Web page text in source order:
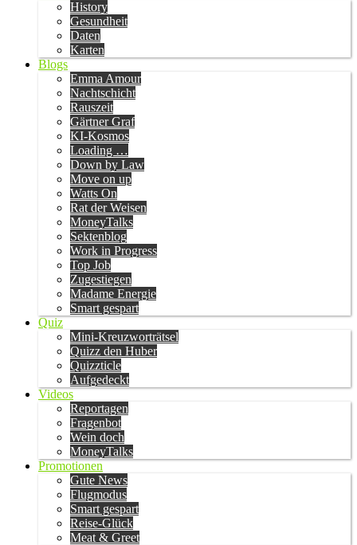
History
Gesundheit
Daten
Karten
Blogs
Emma Amour
Nachtschicht
Rauszeit
Gärtner Graf
KI-Kosmos
Loading …
Down by Law
Move on up
Watts On
Rat der Weisen
MoneyTalks
Sektenblog
Work in Progress
Top Job
Zugestiegen
Madame Energie
Smart gespart
Quiz
Mini-Kreuzworträtsel
Quizz den Huber
Quizzticle
Aufgedeckt
Videos
Reportagen
Fragenbot
Wein doch
MoneyTalks
Promotionen
Gute News
Flugmodus
Smart gespart
Reise-Glück
Meat & Greet